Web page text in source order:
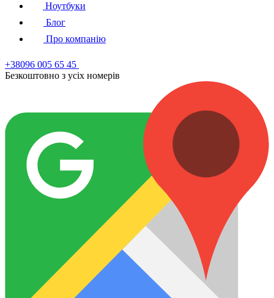
Ноутбуки
Блог
Про компанію
+38096 005 65 45
Безкоштовно з усiх номерiв